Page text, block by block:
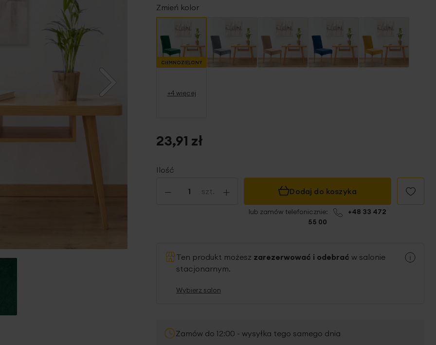
Zmień kolor
CIEMNOZIELONY
+4 więcej
Ilość
- szt. +
23,91 zł
Dodaj do koszyka
lub zamów telefonicznie:
+48 33 472
55 00
Ten produkt możesz zarezerwować i odebrać w salonie
stacjonarnym.
Wybierz salon
Zamów do 12:00 - wysyłka tego samego dnia